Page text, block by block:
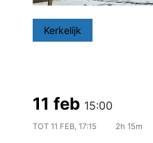
Kerkelijk
11 feb 15:00
TOT 11 FEB, 17:15 2h 15m